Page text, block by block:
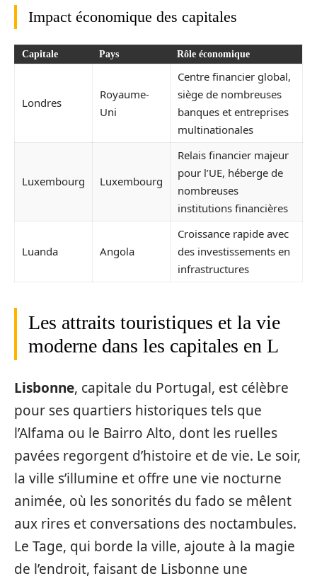
Impact économique des capitales
Capitale Pays Rôle économique
Londres
Royaume-
Uni
Centre financier global,
siège de nombreuses
banques et entreprises
multinationales
Luxembourg Luxembourg
Relais financier majeur
pour l’UE, héberge de
nombreuses
institutions financières
Luanda Angola
Croissance rapide avec
des investissements en
infrastructures
Les attraits touristiques et la vie
moderne dans les capitales en L
Lisbonne, capitale du Portugal, est célèbre
pour ses quartiers historiques tels que
l’Alfama ou le Bairro Alto, dont les ruelles
pavées regorgent d’histoire et de vie. Le soir,
la ville s’illumine et offre une vie nocturne
animée, où les sonorités du fado se mêlent
aux rires et conversations des noctambules.
Le Tage, qui borde la ville, ajoute à la magie
de l’endroit, faisant de Lisbonne une